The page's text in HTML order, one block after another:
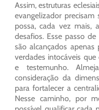
Assim, estruturas
evangelizador precisam
possa, cada vez mais,
desafios. Esse passo
são alcançados apenas
verdades intocáveis
e testemunho.
consideração da
para fortalecer a
Nesse caminho, por